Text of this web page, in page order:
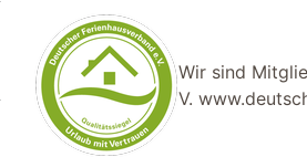
Wir sind
V.